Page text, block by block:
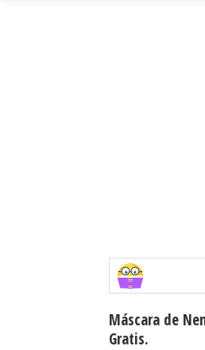
Máscara de
Gratis.